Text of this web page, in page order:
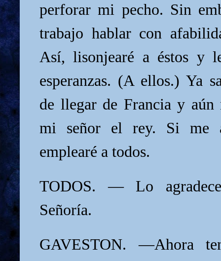
perforar mi pecho. Sin
trabajo hablar con
Así, lisonjearé a éstos y
esperanzas. (A ellos.) Ya
de llegar de Francia y aún
mi señor el rey. Si me
emplearé a todos.
TODOS. — Lo
Señoría.
GAVESTON. —Ahora